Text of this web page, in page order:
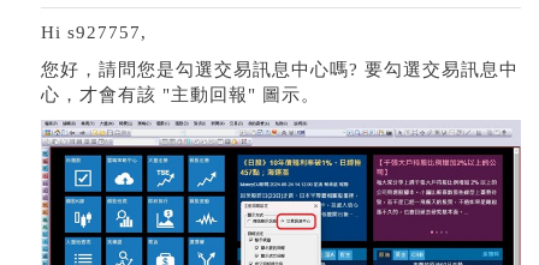
Hi s927757,
您好，請問您是勾選交易訊息中心嗎? 要勾選交易訊息中
心，才會有該 "主動回報" 圖示。